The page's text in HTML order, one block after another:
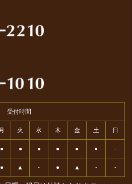
受付時間
月 火 水 木 金 土 日
● ● ● ● ● ● -
● ▲ - ● ▲ - -